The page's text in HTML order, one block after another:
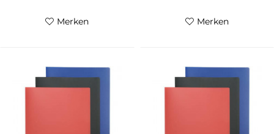
Merken Merken